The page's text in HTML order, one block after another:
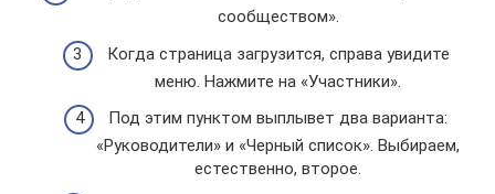
сообществом».
Когда страница загрузится, справа увидите
меню. Нажмите на «Участники».
Под этим пунктом выплывет два варианта:
«Руководители» и «Черный список». Выбираем,
естественно, второе.